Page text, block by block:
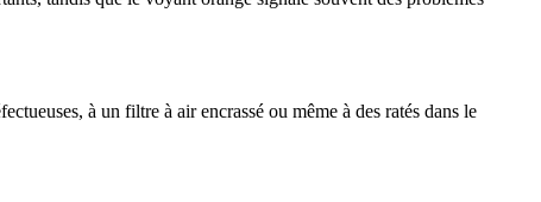
à un filtre à air encrassé ou même à des ratés dans le